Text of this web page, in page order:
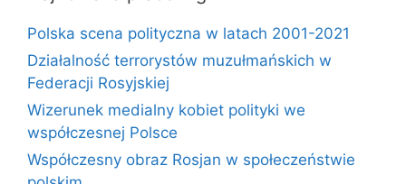
Polska scena polityczna w latach 2001-2021
Działalność terrorystów muzułmańskich w
Federacji Rosyjskiej
Wizerunek medialny kobiet polityki we
współczesnej Polsce
Współczesny obraz Rosjan w społeczeństwie